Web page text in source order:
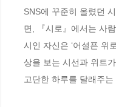
SNS에 꾸준히 올렸던
면, 『시로』에서는 사
시인 자신은 ‘어설픈 위
상을 보는 시선과 위트
고단한 하루를 달래주